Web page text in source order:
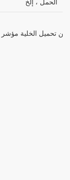
الحمل ، إلخ